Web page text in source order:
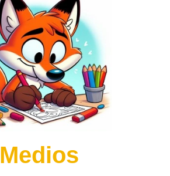
Medios